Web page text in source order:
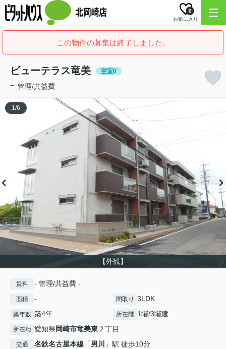
お気に入り
0
この物件の募集は終了しました。
ビューテラス竜美 空室0
- 管理/共益費 -
【外観】
1/6
賃料 - 管理/共益費 -
面積 - 間取り 3LDK
築年数 築4年 所在階 1階/3階建
所在地 愛知県岡崎市竜美東２丁目
交通 名鉄名古屋本線 「男川
」駅 徒歩10分